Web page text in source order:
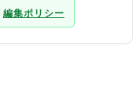
編集ポリシー